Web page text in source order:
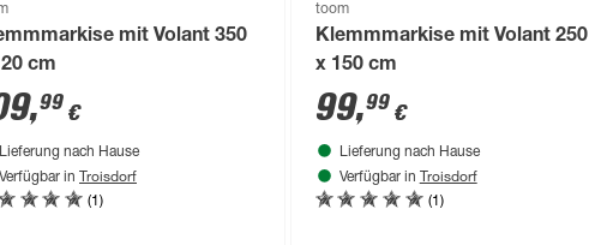
mit Volant 350
cm
,99 €
Lieferung nach Hause
Verfügbar in Troisdorf
(1)
toom
Klemmmarkise mit Volant 250
x 150 cm
99,99€
Lieferung nach Hause
Verfügbar in Troisdorf
(1)